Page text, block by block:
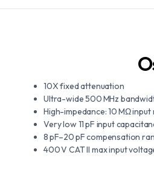
10X fixed attenuation
Ultra-wide 500 MHz
High-impedance: 10 MΩ
Very low 11 pF input
8 pF–20 pF compensation
400 V CAT II max input